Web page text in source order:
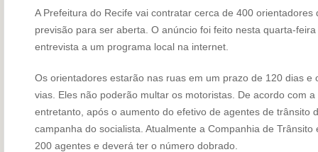
A Prefeitura do Recife vai contratar cerca de 400
previsão para ser aberta. O anúncio foi feito nesta quarta-
entrevista a um programa local na internet.
Os orientadores estarão nas ruas em um prazo de 120 dias e
vias. Eles não poderão multar os motoristas. De acordo com
entretanto, após o aumento do efetivo de agentes de trânsito
campanha do socialista. Atualmente a Companhia de
200 agentes e deverá ter o número dobrado.